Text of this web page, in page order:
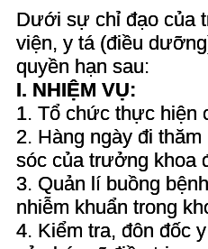
Dưới sự chỉ đạo của
viện, y tá (điều
quyền hạn sau:
I. NHIỆM VỤ:
1. Tổ chức thực hiện
2. Hàng ngày đi
sóc của trưởng khoa
3. Quản lí buồng
nhiễm khuẩn trong
4. Kiểm tra, đôn đốc